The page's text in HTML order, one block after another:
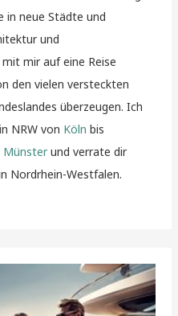
in neue Städte und
und
mir auf eine Reise
den vielen versteckten
überzeugen. Ich
NRW von Köln bis
Münsterund verrate dir
Nordrhein-Westfalen.